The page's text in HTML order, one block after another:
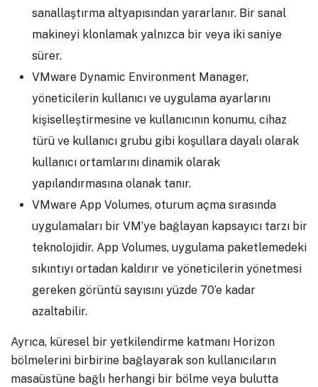
sanallaştırma altyapısından yararlanır. Bir sanal
makineyi klonlamak yalnızca bir veya iki saniye
sürer.
VMware Dynamic Environment Manager,
yöneticilerin kullanıcı ve uygulama ayarlarını
kişiselleştirmesine ve kullanıcının konumu, cihaz
türü ve kullanıcı grubu gibi koşullara dayalı olarak
kullanıcı ortamlarını dinamik olarak
yapılandırmasına olanak tanır.
VMware App Volumes, oturum açma sırasında
uygulamaları bir VM’ye bağlayan kapsayıcı tarzı bir
teknolojidir. App Volumes, uygulama paketlemedeki
sıkıntıyı ortadan kaldırır ve yöneticilerin yönetmesi
gereken görüntü sayısını yüzde 70’e kadar
azaltabilir.
Ayrıca, küresel bir yetkilendirme katmanı Horizon
bölmelerini birbirine bağlayarak son kullanıcıların
masaüstüne bağlı herhangi bir bölme veya bulutta